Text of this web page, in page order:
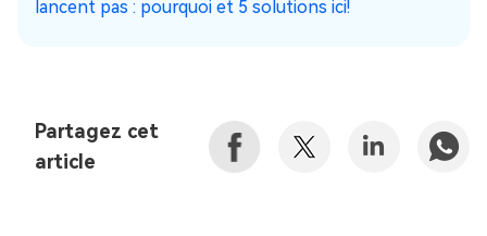
lancent pas : pourquoi et 5 solutions ici!
Partagez cet
article